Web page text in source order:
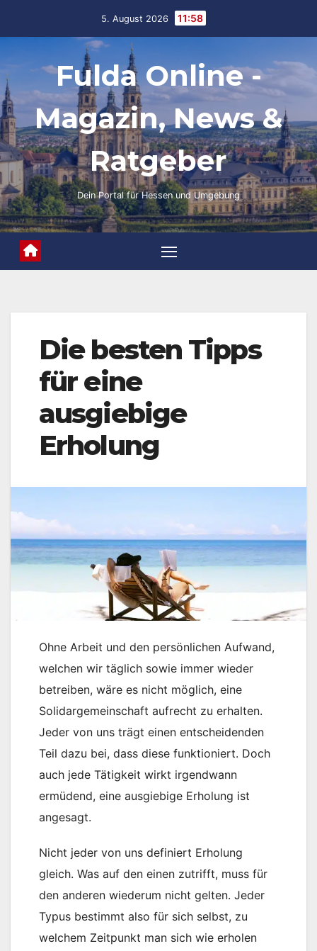
5. August 2026 11:58
Fulda Online -
Magazin, News &
Ratgeber
Dein Portal für Hessen und Umgebung
Die besten Tipps
für eine
ausgiebige
Erholung
Ohne Arbeit und den persönlichen Aufwand,
welchen wir täglich sowie immer wieder
betreiben, wäre es nicht möglich, eine
Solidargemeinschaft aufrecht zu erhalten.
Jeder von uns trägt einen entscheidenden
Teil dazu bei, dass diese funktioniert. Doch
auch jede Tätigkeit wirkt irgendwann
ermüdend, eine ausgiebige Erholung ist
angesagt.
Nicht jeder von uns definiert Erholung
gleich. Was auf den einen zutrifft, muss für
den anderen wiederum nicht gelten. Jeder
Typus bestimmt also für sich selbst, zu
welchem Zeitpunkt man sich wie erholen